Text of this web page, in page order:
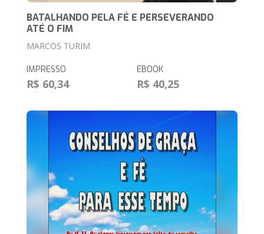
BATALHANDO PELA FÉ E PERSEVERANDO
ATÉ O FIM
MARCOS TURIM
IMPRESSO
R$ 60,34
EBOOK
R$ 40,25